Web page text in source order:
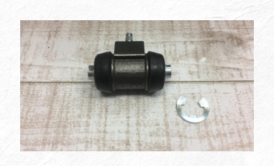
ブログ
Company
会社概要
Recruit
採用情報